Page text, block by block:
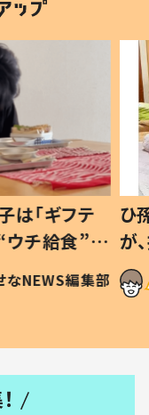
ギフテ
給食”を
和の親
編集部
ひ孫
が、
「涙
い」